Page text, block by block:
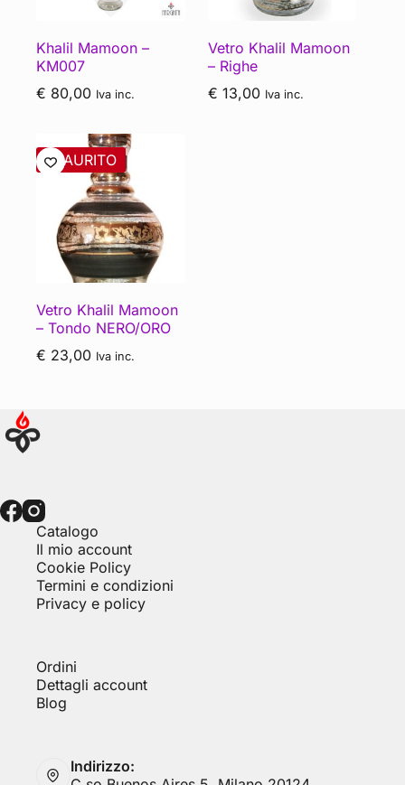
Khalil Mamoon –
KM007
€ 80,00 Iva inc.
Vetro Khalil Mamoon
– Righe
€ 13,00 Iva inc.
ESAURITO
Vetro Khalil Mamoon
– Tondo NERO/ORO
€ 23,00 Iva inc.
Catalogo
Il mio account
Cookie Policy
Termini e condizioni
Privacy e policy
Ordini
Dettagli account
Blog
Indirizzo: